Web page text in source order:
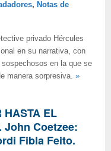
, Notas de
privado Hércules
en su narrativa, con
en la que se
manera sorpresiva. »
HASTA EL
John Coetzee:
Fibla Feito.